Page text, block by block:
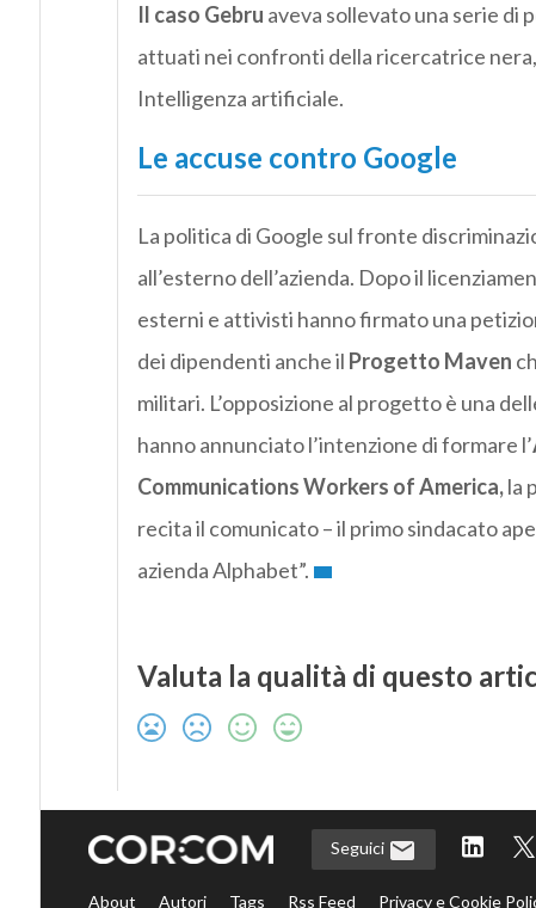
Il caso Gebru aveva sollevato una serie
attuati nei confronti della ricercatrice
Intelligenza artificiale.
Le accuse contro Google
La politica di Google sul fronte
all’esterno dell’azienda. Dopo il
esterni e attivisti hanno firmato una
dei dipendenti anche il Progetto Maven
militari. L’opposizione al progetto è una
hanno annunciato l’intenzione di formare l’
Communications Workers of America,la
recita il comunicato – il primo sindacato
azienda Alphabet”.
Valuta la qualità di questo
Seguici
About Autori Tags Rss Feed Privacy e Cookie